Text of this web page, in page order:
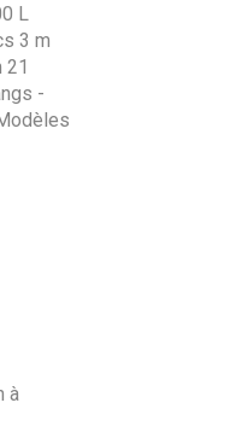
à
L
3 m
21
-